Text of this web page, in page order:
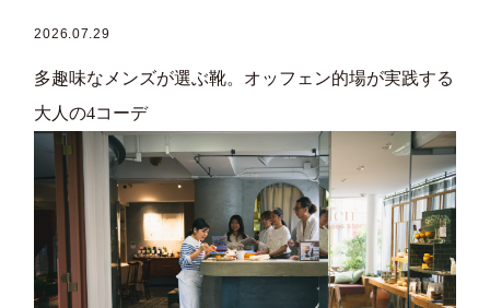
2026.07.29
多趣味なメンズが選ぶ靴。オッフェン的場が実践する
大人の4コーデ